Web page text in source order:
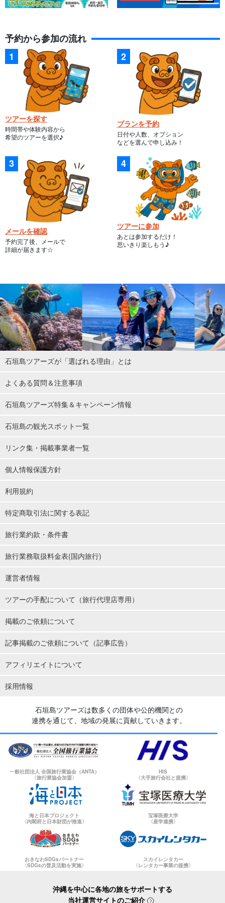
予約から参加の流れ
ツアーを探す
時間帯や体験内容から
希望のツアーを選択♪
プランを予約
日付や人数、オプション
などを選んで申し込み！
メールを確認
予約完了後、メールで
詳細が届きます☆
ツアーに参加
あとは参加するだけ！
思いきり楽しもう♪
石垣島ツアーズが「選ばれる理由」とは
よくある質問＆注意事項
石垣島ツアーズ特集＆キャンペーン情報
石垣島の観光スポット一覧
リンク集・掲載事業者一覧
個人情報保護方針
利用規約
特定商取引法に関する表記
旅行業約款・条件書
旅行業務取扱料金表(国内旅行)
運営者情報
ツアーの手配について（旅行代理店専用）
掲載のご依頼について
記事掲載のご依頼について（記事広告）
アフィリエイトについて
採用情報
石垣島ツアーズは数多くの団体や公的機関との
連携を通じて、地域の発展に貢献していきます。
一般社団法人 全国旅行業協会（ANTA）
〈旅行業協会加盟〉
HIS
〈大手旅行会社と提携〉
海と日本プロジェクト
〈内閣府と日本財団が推進〉
宝塚医療大学
〈産学連携〉
おきなわSDGsパートナー
〈SDGsの普及活動を実施〉
スカイレンタカー
〈レンタカー事業の提携〉
沖縄を中心に各地の旅をサポートする
当社運営サイトのご紹介